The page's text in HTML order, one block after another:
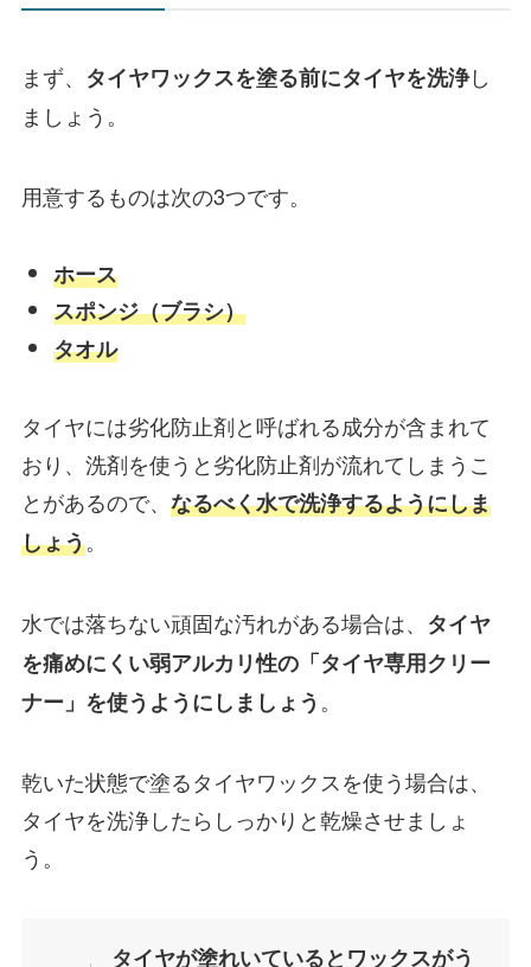
まず、 タイヤワックスを塗る前にタイヤを洗浄し
ましょう。
用意するものは次の3つです。
ホース
スポンジ（ブラシ）
タオル
タイヤには劣化防止剤と呼ばれる成分が含まれて
おり、洗剤を使うと劣化防止剤が流れてしまうこ
とがあるので、 なるべく水で洗浄するようにしま
しょう。
水では落ちない頑固な汚れがある場合は、 タイヤ
を痛めにくい弱アルカリ性の「タイヤ専用クリー
ナー」を使うようにしましょう 。
乾いた状態で塗るタイヤワックスを使う場合は、
タイヤを洗浄したらしっかりと乾燥させましょ
う。
タイヤが塗れいているとワックスがう